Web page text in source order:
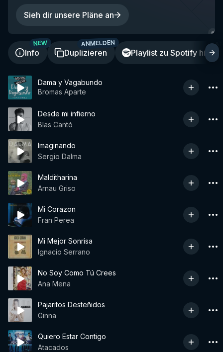
Sieh dir unsere Pläne an
Info
NEW
Duplizieren
ANMELDEN
Playlist zu Spotify
Dama y Vagabundo
Bromas Aparte
Desde mi infierno
Blas Cantó
Imaginando
Sergio Dalma
Malditharina
Arnau Griso
Mi Corazon
Fran Perea
Mi Mejor Sonrisa
Ignacio Serrano
No Soy Como Tú Crees
Ana Mena
Pajaritos Desteñidos
Ginna
Quiero Estar Contigo
Atacados